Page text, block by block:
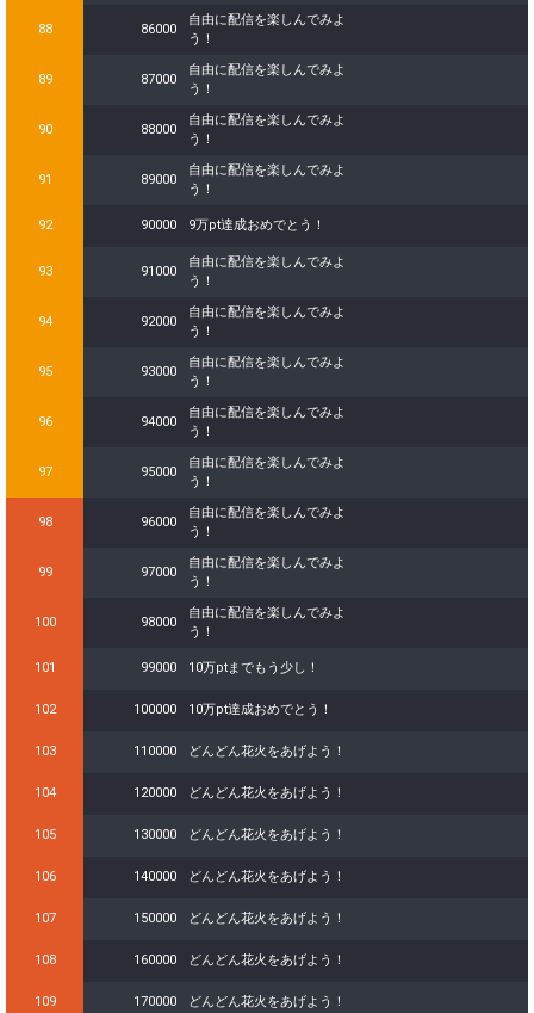
88 86000
自由に配信を楽しんでみよ
う！
89 87000
自由に配信を楽しんでみよ
う！
90 88000
自由に配信を楽しんでみよ
う！
91 89000
自由に配信を楽しんでみよ
う！
92 90000 9万pt達成おめでとう！
93 91000
自由に配信を楽しんでみよ
う！
94 92000
自由に配信を楽しんでみよ
う！
95 93000
自由に配信を楽しんでみよ
う！
96 94000
自由に配信を楽しんでみよ
う！
97 95000
自由に配信を楽しんでみよ
う！
98 96000
自由に配信を楽しんでみよ
う！
99 97000
自由に配信を楽しんでみよ
う！
100 98000
自由に配信を楽しんでみよ
う！
101 99000 10万ptまでもう少し！
102 100000 10万pt達成おめでとう！
103 110000 どんどん花火をあげよう！
104 120000 どんどん花火をあげよう！
105 130000 どんどん花火をあげよう！
106 140000 どんどん花火をあげよう！
107 150000 どんどん花火をあげよう！
108 160000 どんどん花火をあげよう！
109 170000 どんどん花火をあげよう！